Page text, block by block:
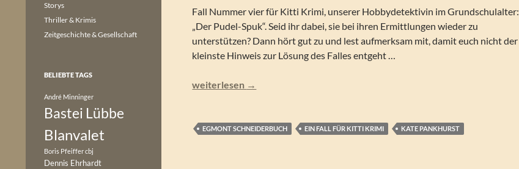
Fall Nummer vier für Kitti Krimi, unserer Hobbydetektivin im Grundschulalter:
„Der Pudel-Spuk“. Seid ihr dabei, sie bei ihren Ermittlungen wieder zu
unterstützen? Dann hört gut zu und lest aufmerksam mit, damit euch nicht der
kleinste Hinweis zur Lösung des Falles entgeht …
Kate Pankhurst – Ein Fall für Kitti Krimi (Band 4): Der Pudel-Spuk
weiterlesen →
EGMONT SCHNEIDERBUCH EIN FALL FÜR KITTI KRIMI KATE PANKHURST
Storys
Thriller & Krimis
Zeitgeschichte & Gesellschaft
BELIEBTE TAGS
André Minninger
Bastei Lübbe
Blanvalet
Boris Pfeiffercbj
Dennis Ehrhardt